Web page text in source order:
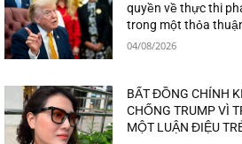
quyền về thực thi
trong một thỏa
04/08/2026
BẤT ĐỒNG CHÍNH
CHỐNG TRUMP VÌ
MỘT LUẬN ĐIỆU